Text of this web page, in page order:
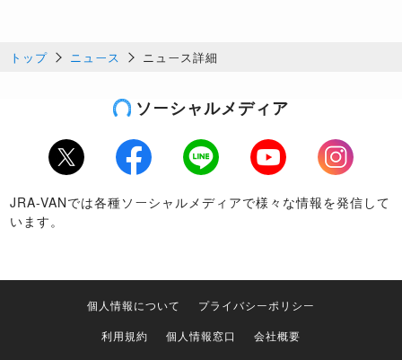
トップ ニュース ニュース詳細
ソーシャルメディア
Twitter Facebook LINE Youtube
Instagram
JRA-VANでは各種ソーシャルメディアで様々な情報を発信して
います。
個人情報について
プライバシーポリシー
利用規約
個人情報窓口
会社概要